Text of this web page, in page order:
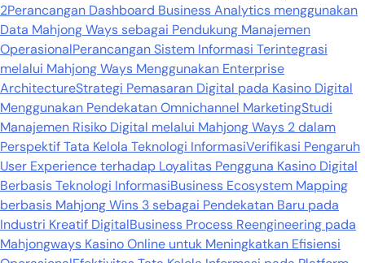
2Perancangan Dashboard Business Analytics menggunakan
Data Mahjong Ways sebagai Pendukung Manajemen
OperasionalPerancangan Sistem Informasi Terintegrasi
melalui Mahjong Ways Menggunakan Enterprise
ArchitectureStrategi Pemasaran Digital pada Kasino Digital
Menggunakan Pendekatan Omnichannel MarketingStudi
Manajemen Risiko Digital melalui Mahjong Ways 2 dalam
Perspektif Tata Kelola Teknologi InformasiVerifikasi Pengaruh
User Experience terhadap Loyalitas Pengguna Kasino Digital
Berbasis Teknologi InformasiBusiness Ecosystem Mapping
berbasis Mahjong Wins 3 sebagai Pendekatan Baru pada
Industri Kreatif DigitalBusiness Process Reengineering pada
Mahjongways Kasino Online untuk Meningkatkan Efisiensi